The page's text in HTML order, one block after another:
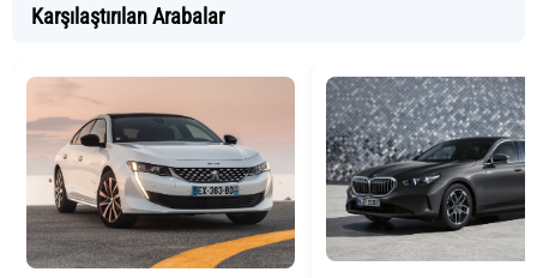
Karşılaştırılan Arabalar